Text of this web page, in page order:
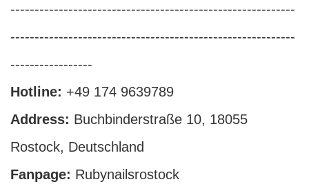
-----------------------------------------------------------
-----------------------------------------------------------
-----------------
Hotline: +49 174 9639789
Address: Buchbinderstraße 10, 18055
Rostock, Deutschland
Fanpage: Rubynailsrostock